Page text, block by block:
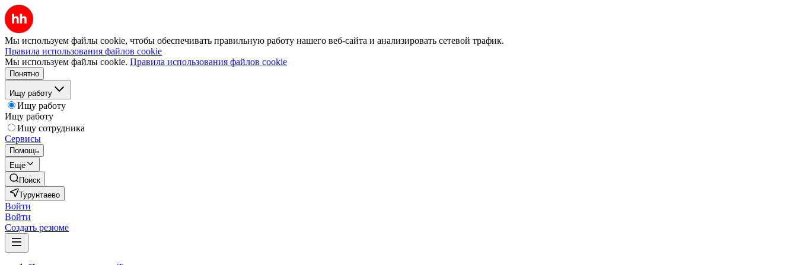
Мы используем файлы cookie, чтобы обеспечивать правильную работу нашего веб-сайта и анализировать сетевой трафик.
Правила использования файлов cookie
Мы используем файлы cookie. Правила использования файлов cookie
Понятно
Ищу работу
Ищу работу
Ищу работу
Ищу сотрудника
Сервисы
Помощь
Ещё
Поиск
Турунтаево
Войти
Войти
Создать резюме